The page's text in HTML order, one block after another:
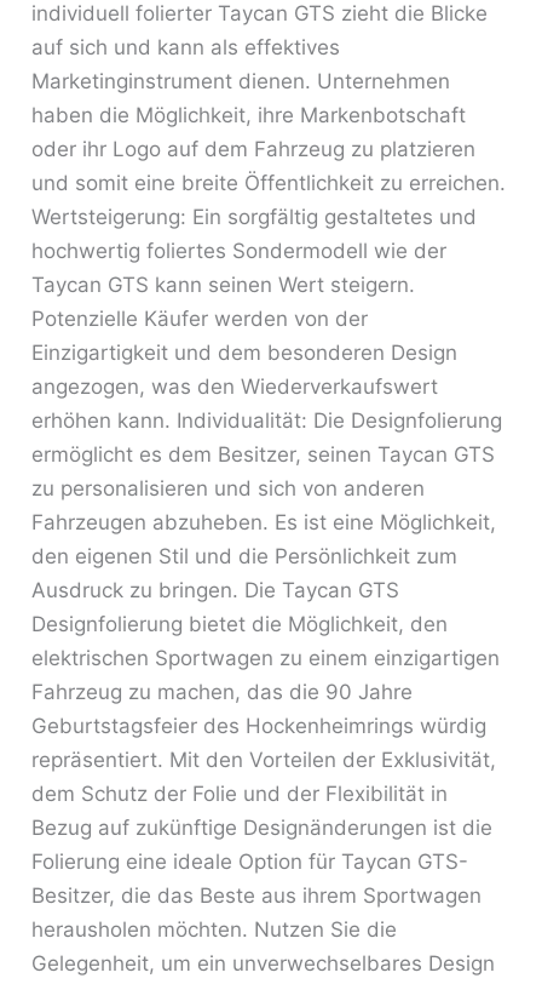
individuell folierter Taycan GTS zieht die Blicke
auf sich und kann als effektives
Marketinginstrument dienen. Unternehmen
haben die Möglichkeit, ihre Markenbotschaft
oder ihr Logo auf dem Fahrzeug zu platzieren
und somit eine breite Öffentlichkeit zu erreichen.
Wertsteigerung: Ein sorgfältig gestaltetes und
hochwertig foliertes Sondermodell wie der
Taycan GTS kann seinen Wert steigern.
Potenzielle Käufer werden von der
Einzigartigkeit und dem besonderen Design
angezogen, was den Wiederverkaufswert
erhöhen kann. Individualität: Die Designfolierung
ermöglicht es dem Besitzer, seinen Taycan GTS
zu personalisieren und sich von anderen
Fahrzeugen abzuheben. Es ist eine Möglichkeit,
den eigenen Stil und die Persönlichkeit zum
Ausdruck zu bringen. Die Taycan GTS
Designfolierung bietet die Möglichkeit, den
elektrischen Sportwagen zu einem einzigartigen
Fahrzeug zu machen, das die 90 Jahre
Geburtstagsfeier des Hockenheimrings würdig
repräsentiert. Mit den Vorteilen der Exklusivität,
dem Schutz der Folie und der Flexibilität in
Bezug auf zukünftige Designänderungen ist die
Folierung eine ideale Option für Taycan GTS-
Besitzer, die das Beste aus ihrem Sportwagen
herausholen möchten. Nutzen Sie die
Gelegenheit, um ein unverwechselbares Design